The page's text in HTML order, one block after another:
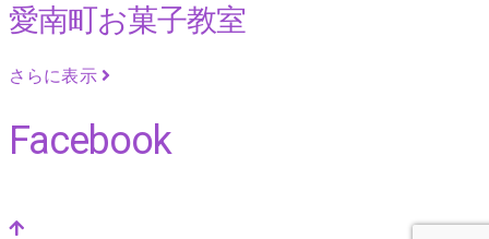
愛南町お菓子教室
さらに表示
Facebook